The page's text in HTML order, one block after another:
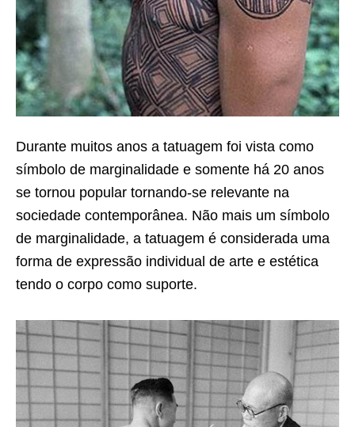
Durante muitos anos a tatuagem foi vista como
símbolo de marginalidade e somente há 20 anos
se tornou popular tornando-se relevante na
sociedade contemporânea. Não mais um símbolo
de marginalidade, a tatuagem é considerada uma
forma de expressão individual de arte e estética
tendo o corpo como suporte.